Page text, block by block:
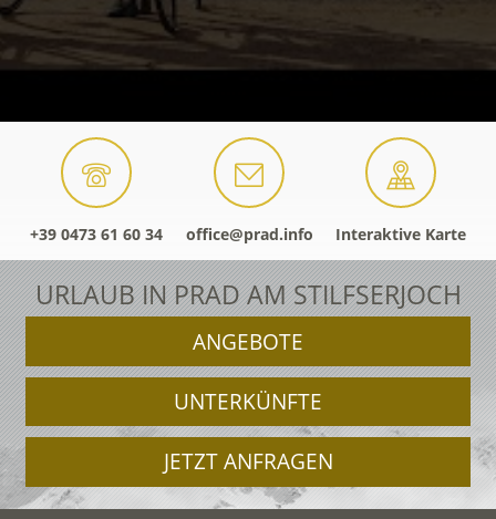
+39 0473 61 60 34 office@prad.info Interaktive Karte
URLAUB IN PRAD AM STILFSERJOCH
ANGEBOTE
UNTERKÜNFTE
JETZT ANFRAGEN